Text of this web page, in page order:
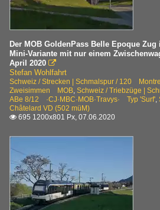
Der MOB GoldenPass Belle Epoque
Mini-Variante mit nur einem
April 2020 
Stefan Wohlfahrt
Schweiz / Strecken | Schmalspur / 120
Zweisimmen MOB, Schweiz / Triebzüge |
ABe 8/12 ·CJ·MBC·MOB·Travys· Typ 'Surf',
Châtelard VD (502 müM)
 695 1200x801 Px, 07.06.2020